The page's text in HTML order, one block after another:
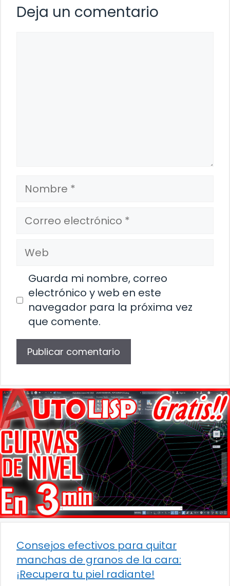
Deja un comentario
Nombre
Correo
electrónico
Web
Guarda mi nombre, correo
electrónico y web en este
navegador para la próxima vez
que comente.
Consejos efectivos para quitar
manchas de granos de la cara:
¡Recupera tu piel radiante!